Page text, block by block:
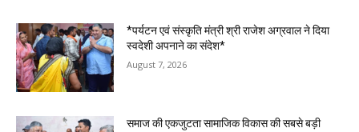
*पर्यटन एवं संस्कृति मंत्री श्री राजेश अग्रवाल ने दिया
स्वदेशी अपनाने का संदेश*
August 7, 2026
समाज की एकजुटता सामाजिक विकास की सबसे बड़ी